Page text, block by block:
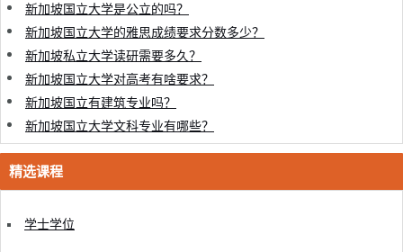
新加坡国立大学是公立的吗？
新加坡国立大学的雅思成绩要求分数多少？
新加坡私立大学读研需要多久？
新加坡国立大学对高考有啥要求？
新加坡国立有建筑专业吗？
新加坡国立大学文科专业有哪些？
精选课程
学士学位